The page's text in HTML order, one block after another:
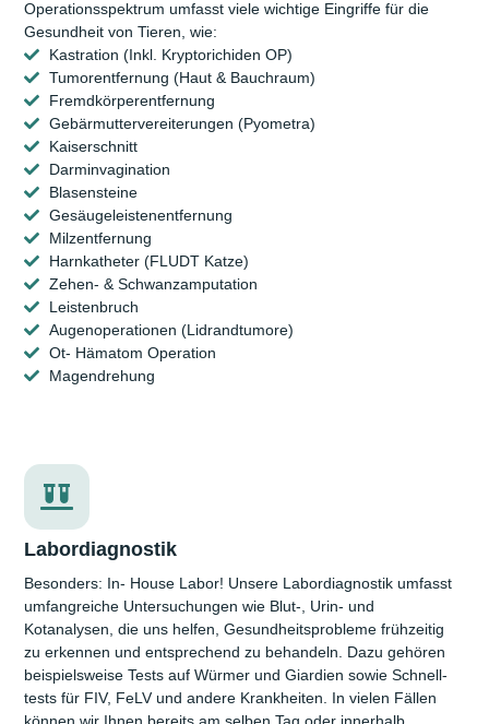
Operations­spektrum umfasst viele wichtige Eingriffe für die
Gesund­heit von Tieren, wie:
Kastration (Inkl. Kryptorichiden OP)
Tumorentfernung (Haut & Bauchraum)
Fremdkörperentfernung
Gebärmuttervereiterungen (Pyometra)
Kaiserschnitt
Darminvagination
Blasensteine
Gesäugeleistenentfernung
Milzentfernung
Harnkatheter (FLUDT Katze)
Zehen- & Schwanzamputation
Leistenbruch
Augenoperationen (Lidrandtumore)
Ot- Hämatom Operation
Magendrehung
Labordiagnostik
Besonders: In- House Labor! Unsere Labor­diagnostik umfasst
umfang­reiche Unter­suchungen wie Blut-, Urin- und
Kotanalysen, die uns helfen, Gesund­heits­probleme frühzeitig
zu erkennen und entsprechend zu behandeln. Dazu gehören
beispiels­weise Tests auf Würmer und Giardien sowie Schnell­
tests für FIV, FeLV und andere Krank­heiten. In vielen Fällen
können wir Ihnen bereits am selben Tag oder innerhalb